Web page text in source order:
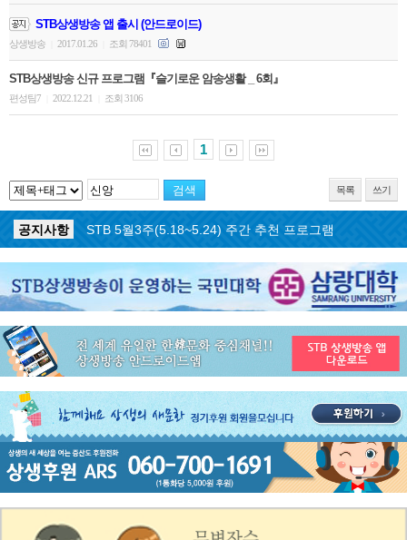
STB상생방송 앱 출시 (안드로이드)
상생방송 2017.01.26 조회 78401
STB상생방송 신규 프로그램『슬기로운 암송생활 _ 6회』
편성팀7 2022.12.21 조회 3106
1
목록 쓰기
공지사항 ON AIR 서비스 장애 복구 안내
공지사항
STB 5월4주(5.25~5.31) 주간 추천 프로그램
공지사항
STB 5월3주(5.18~5.24) 주간 추천 프로그램
공지사항
STB 4월마지막주(4.27~5.3) 주간 추천 프로그램
STB 4월4주(4.20~4.26) 주간 추천 프로그램
공지사항
STB 4월2주(4.6~4.12) 주간 추천 프로그램
공지사항
STB 4월1주(3.30~4.5) 주간 추천 프로그램
공지사항
STB 3월4주(3.23~3.29) 주간 추천 프로그램